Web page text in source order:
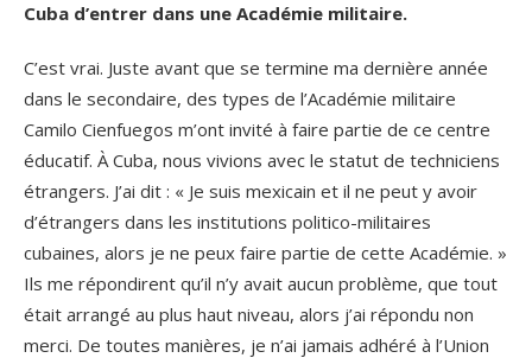
Cuba d’entrer dans une Académie militaire.
C’est vrai. Juste avant que se termine ma dernière année
dans le secondaire, des types de l’Académie militaire
Camilo Cienfuegos m’ont invité à faire partie de ce centre
éducatif. À Cuba, nous vivions avec le statut de techniciens
étrangers. J’ai dit : « Je suis mexicain et il ne peut y avoir
d’étrangers dans les institutions politico-militaires
cubaines, alors je ne peux faire partie de cette Académie. »
Ils me répondirent qu’il n’y avait aucun problème, que tout
était arrangé au plus haut niveau, alors j’ai répondu non
merci. De toutes manières, je n’ai jamais adhéré à l’Union